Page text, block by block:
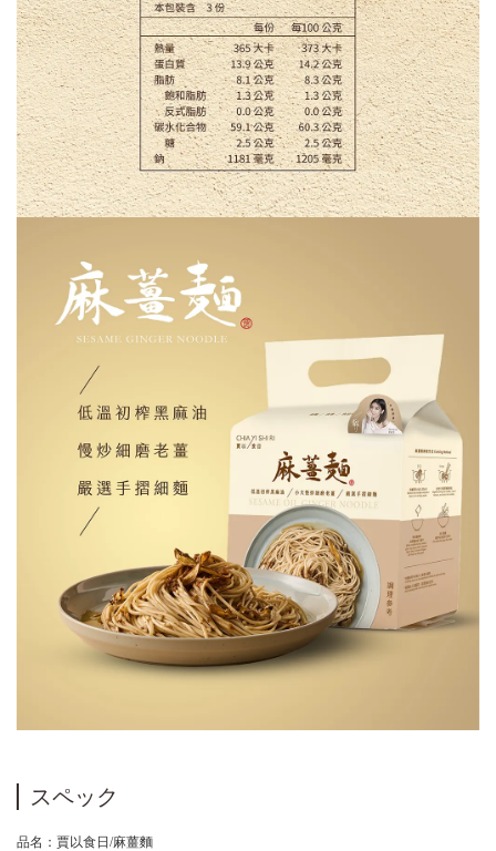
スペック
品名：賈以食日/麻薑麵